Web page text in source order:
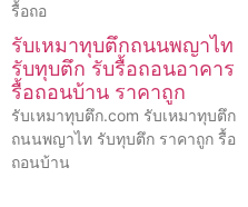
รื้อถอ
รับเหมาทุบตึกถนนพญาไท
รับทุบตึก รับรื้อถอนอาคาร
รื้อถอนบ้าน ราคาถูก
รับเหมาทุบตึก.com รับเหมาทุบตึก
ถนนพญาไท รับทุบตึก ราคาถูก รื้อ
ถอนบ้าน